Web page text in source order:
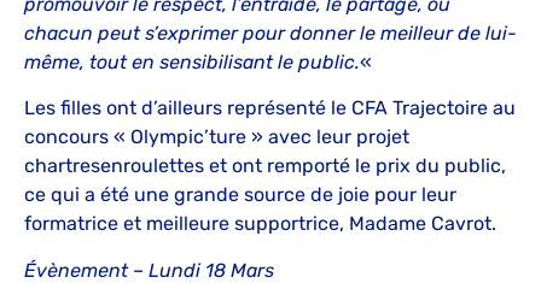
chacun peut s’exprimer pour donner le meilleur de lui-
même, tout en sensibilisant le public.«
Les filles ont d’ailleurs représenté le CFA Trajectoire au
concours « Olympic’ture » avec leur projet
chartresenroulettes et ont remporté le prix du public,
ce qui a été une grande source de joie pour leur
formatrice et meilleure supportrice, Madame Cavrot.
Évènement – Lundi 18 Mars